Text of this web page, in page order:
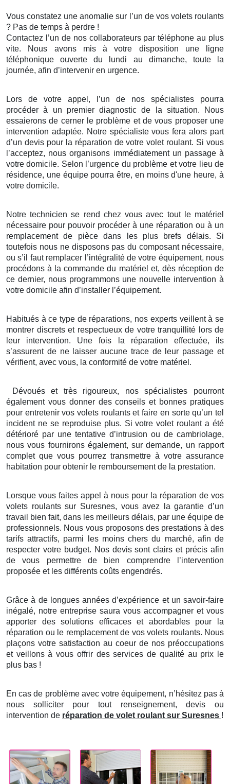
Vous constatez une anomalie sur l’un de vos volets roulants
? Pas de temps à perdre !
Contactez l’un de nos collaborateurs par téléphone au plus
vite. Nous avons mis à votre disposition une ligne
téléphonique ouverte du lundi au dimanche, toute la
journée, afin d’intervenir en urgence.
Lors de votre appel, l’un de nos spécialistes pourra
procéder à un premier diagnostic de la situation. Nous
essaierons de cerner le problème et de vous proposer une
intervention adaptée. Notre spécialiste vous fera alors part
d’un devis pour la réparation de votre volet roulant. Si vous
l’acceptez, nous organisons immédiatement un passage à
votre domicile. Selon l’urgence du problème et votre lieu de
résidence, une équipe pourra être, en moins d'une heure, à
votre domicile.
Notre technicien se rend chez vous avec tout le matériel
nécessaire pour pouvoir procéder à une réparation ou à un
remplacement de pièce dans les plus brefs délais. Si
toutefois nous ne disposons pas du composant nécessaire,
ou s’il faut remplacer l’intégralité de votre équipement, nous
procédons à la commande du matériel et, dès réception de
ce dernier, nous programmons une nouvelle intervention à
votre domicile afin d’installer l’équipement.
Habitués à ce type de réparations, nos experts veillent à se
montrer discrets et respectueux de votre tranquillité lors de
leur intervention. Une fois la réparation effectuée, ils
s’assurent de ne laisser aucune trace de leur passage et
vérifient, avec vous, la conformité de votre matériel.
Dévoués et très rigoureux, nos spécialistes pourront
également vous donner des conseils et bonnes pratiques
pour entretenir vos volets roulants et faire en sorte qu’un tel
incident ne se reproduise plus. Si votre volet roulant a été
détérioré par une tentative d’intrusion ou de cambriolage,
nous vous fournirons également, sur demande, un rapport
complet que vous pourrez transmettre à votre assurance
habitation pour obtenir le remboursement de la prestation.
Lorsque vous faites appel à nous pour la réparation de vos
volets roulants sur Suresnes, vous avez la garantie d’un
travail bien fait, dans les meilleurs délais, par une équipe de
professionnels. Nous vous proposons des prestations à des
tarifs attractifs, parmi les moins chers du marché, afin de
respecter votre budget. Nos devis sont clairs et précis afin
de vous permettre de bien comprendre l’intervention
proposée et les différents coûts engendrés.
Grâce à de longues années d’expérience et un savoir-faire
inégalé, notre entreprise saura vous accompagner et vous
apporter des solutions efficaces et abordables pour la
réparation ou le remplacement de vos volets roulants. Nous
plaçons votre satisfaction au coeur de nos préoccupations
et veillons à vous offrir des services de qualité au prix le
plus bas !
En cas de problème avec votre équipement, n’hésitez pas à
nous solliciter pour tout renseignement, devis ou
intervention de réparation de volet roulant sur Suresnes !